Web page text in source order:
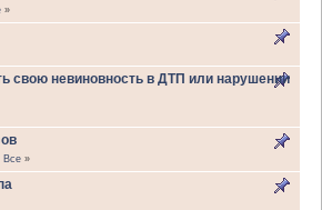
»
свою невиновность в ДТП или нарушении
Все »